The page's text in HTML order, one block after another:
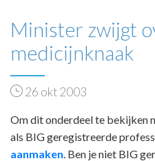
Minister zwijgt
medicijnknaak
26 okt 2003
Om dit onderdeel te bekijken
als BIG geregistreerde
aanmaken . Ben je niet BIG